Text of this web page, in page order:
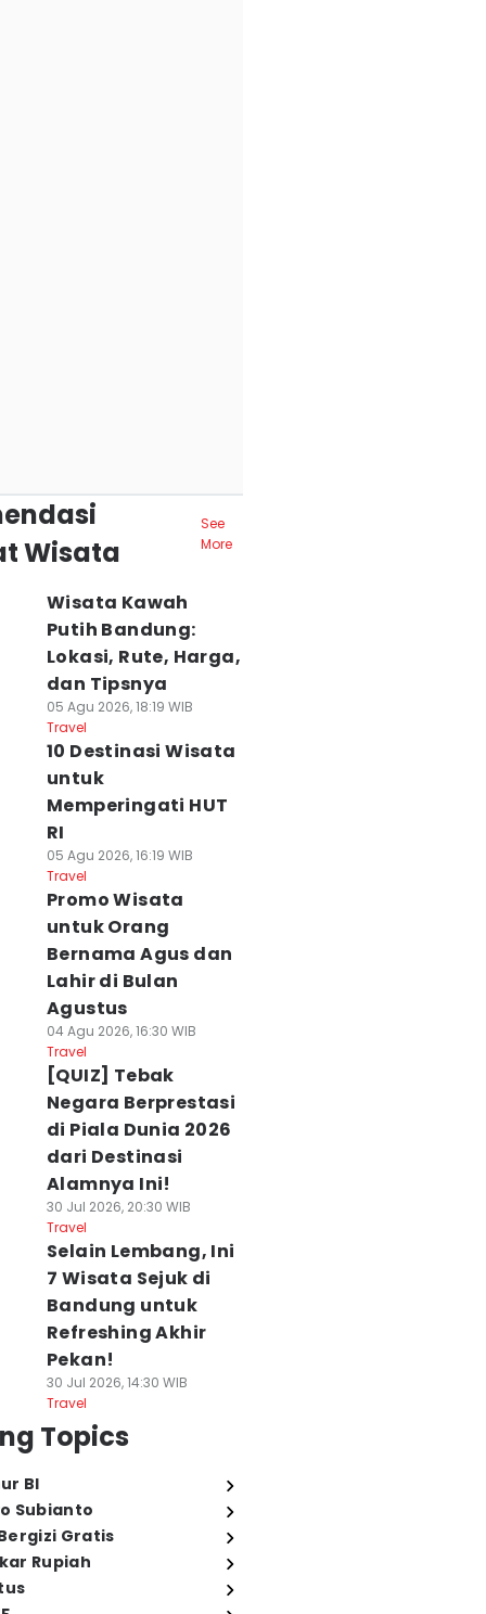
Wisata
See
More
Wisata Kawah
Putih Bandung:
Lokasi, Rute, Harga,
dan Tipsnya
05 Agu 2026, 18:19 WIB
Travel
10 Destinasi Wisata
untuk
Memperingati HUT
RI
05 Agu 2026, 16:19 WIB
Travel
Promo Wisata
untuk Orang
Bernama Agus dan
Lahir di Bulan
Agustus
04 Agu 2026, 16:30 WIB
Travel
[QUIZ] Tebak
Negara Berprestasi
di Piala Dunia 2026
dari Destinasi
Alamnya Ini!
30 Jul 2026, 20:30 WIB
Travel
Selain Lembang, Ini
7 Wisata Sejuk di
Bandung untuk
Refreshing Akhir
Pekan!
30 Jul 2026, 14:30 WIB
Travel
Topics
BI
Subianto
Gratis
Rupiah